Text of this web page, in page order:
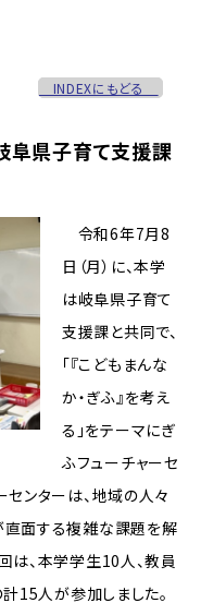
INDEXにもどる
阜県子育て支援課
令和6年7月8
日（月）に、本学
は岐阜県子育て
支援課と共同で、
「『こどもまんな
か・ぎふ』を考え
る」をテーマにぎ
ふフューチャーセ
センターは、地域の人々
直面する複雑な課題を解
は、本学学生10人、教員
15人が参加しました。